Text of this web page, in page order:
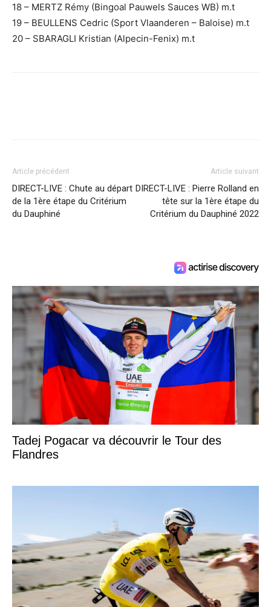
18 – MERTZ Rémy (Bingoal Pauwels Sauces WB) m.t
19 – BEULLENS Cedric (Sport Vlaanderen – Baloise) m.t
20 – SBARAGLI Kristian (Alpecin-Fenix) m.t
Article précédent
DIRECT-LIVE : Chute au départ
de la 1ère étape du Critérium
du Dauphiné
Article suivant
DIRECT-LIVE : Pierre Rolland en
tête sur la 1ère étape du
Critérium du Dauphiné 2022
Tadej Pogacar va découvrir le Tour des
Flandres